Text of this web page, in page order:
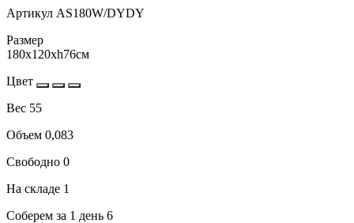
Артикул AS180W/DYDY
Размер
180x120xh76см
Цвет
Вес 55
Объем 0,083
Свободно 0
На складе 1
Соберем за 1 день 6